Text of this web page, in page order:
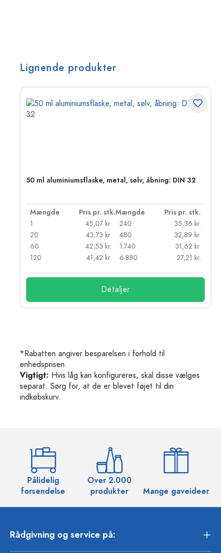
Lignende produkter
50 ml aluminiumsflaske, metal, sølv, åbning: DIN 32
Mængde Pris pr. stk.Mængde
Pris pr. stk.
1
45,07 kr.
20
43,73 kr.
60
42,53 kr.
120
41,42 kr.
240
35,36 kr.
480
32,89 kr.
1.740
31,62 kr.
6.880
27,21 kr.
Detaljer
*Rabatten angiver besparelsen i forhold til
enhedsprisen.
Vigtigt: Hvis låg kan konfigureres, skal disse vælges
separat. Sørg for, at de er blevet føjet til din
indkøbskurv.
Pålidelig
forsendelse
Over 2.000
produkter
Mange gaveideer
Rådgivning og service på: